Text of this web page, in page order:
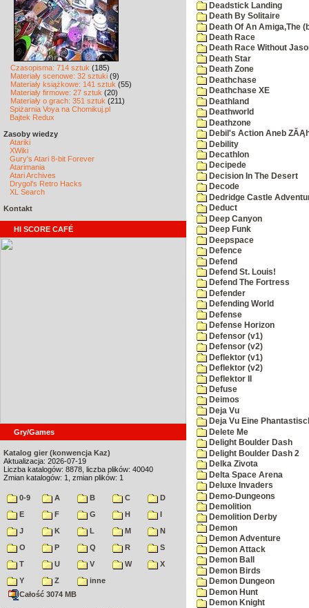
Czasopisma: 714 sztuk (185)
Materiały scenowe: 32 sztuki (9)
Materiały książkowe: 141 sztuk (55)
Materiały firmowe: 27 sztuk (20)
Materiały o grach: 351 sztuk (211)
Spiżarnia Voya na Chomikuj.pl
Bajtek Redux
Zasoby wiedzy
Atariki
XWiki
Gury's Atari 8-bit Forever
Atarimania
Atari Archives
Drygol's Retro Hacks
XL Search
Kontakt
HI SCORE CAFÉ
Gry/Games
Katalog gier (konwencja Kaz)
Aktualizacja: 2026-07-19
Liczba katalogów: 8878, liczba plików: 40040
Zmian katalogów: 1, zmian plików: 1
0-9 A B C
D
E
F G H
I
J
K L M
N
O
P Q R
S
T
U V W
X
Y
Z
inne
Całość 3074 MB
Deadstick Landing
Death By Solitaire
Death Of An Amiga,The
Death Race
Death Race Without
Death Star
Death Zone
Deathchase
Deathchase XE
Deathland
Deathworld
Deathzone
Debil's Action Aneb
Debility
Decathlon
Decipede
Decision In The Desert
Decode
Dedridge Castle
Deduct
Deep Canyon
Deep Funk
Deepspace
Defence
Defend
Defend St. Louis!
Defend The Fortress
Defender
Defending World
Defense
Defense Horizon
Defensor (v1)
Defensor (v2)
Deflektor (v1)
Deflektor (v2)
Deflektor II
Defuse
Deimos
Deja Vu
Deja Vu Eine
Delete Me
Delight Boulder Dash
Delight Boulder Dash 2
Delka Zivota
Delta Space Arena
Deluxe Invaders
Demo-Dungeons
Demolition
Demolition Derby
Demon
Demon Adventure
Demon Attack
Demon Ball
Demon Birds
Demon Dungeon
Demon Hunt
Demon Knight